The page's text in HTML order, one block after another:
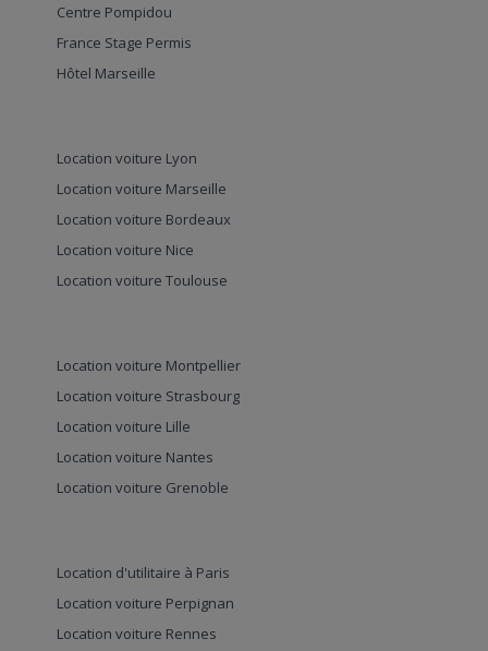
Centre Pompidou
France Stage Permis
Hôtel Marseille
Location voiture Lyon
Location voiture Marseille
Location voiture Bordeaux
Location voiture Nice
Location voiture Toulouse
Location voiture Montpellier
Location voiture Strasbourg
Location voiture Lille
Location voiture Nantes
Location voiture Grenoble
Location d'utilitaire à Paris
Location voiture Perpignan
Location voiture Rennes